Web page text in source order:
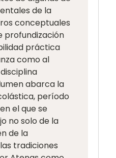
de la
conceptuales
profundización
práctica
como al
abarca la
período
el que se
no solo de la
de la
tradiciones